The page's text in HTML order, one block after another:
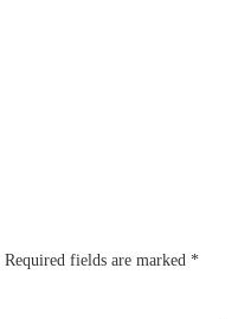
Required fields are marked *